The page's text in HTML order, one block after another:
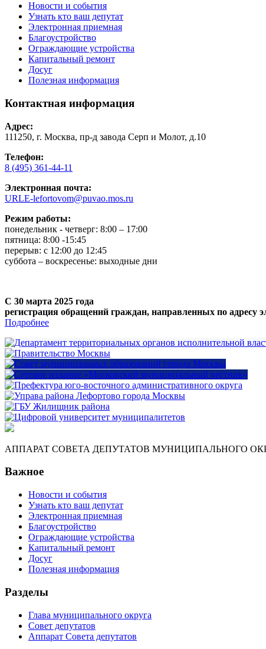
Новости и события
Узнать кто ваш депутат
Электронная приемная
Благоустройство
Ограждающие устройства
Капитальный ремонт
Досуг
Полезная информация
Контактная информация
Адрес:
111250, г. Москва, пр-д завода Серп и Молот, д.10
Телефон:
8 (495) 361-44-11
Электронная почта:
URLE-lefortovom@puvao.mos.ru
Режим работы:
понедельник - четверг: 8:00 – 17:00
пятница: 8:00 -15:45
перерыв: с 12:00 до 12:45
суббота – воскресенье: выходные дни
С 30 марта 2025 года
регистрация обращений граждан, направленных по адресу
Подробнее
АППАРАТ СОВЕТА ДЕПУТАТОВ МУНИЦИПАЛЬНОГО
Важное
Новости и события
Узнать кто ваш депутат
Электронная приемная
Благоустройство
Ограждающие устройства
Капитальный ремонт
Досуг
Полезная информация
Разделы
Глава муниципального округа
Совет депутатов
Аппарат Совета депутатов